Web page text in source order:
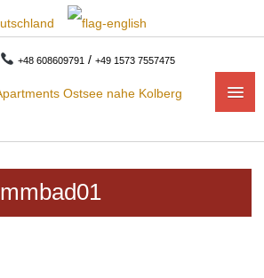
+48 608609791 / +49 1573 7557475